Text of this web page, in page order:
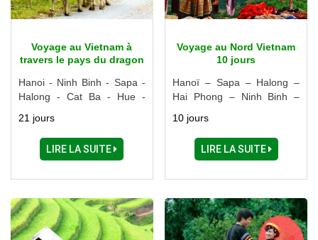
Voyage au Nord Vietnam
10 jours
Hanoï – Sapa – Halong –
Hai Phong – Ninh Binh –
10 jours
LIRE LA SUITE
Voyage au Vietnam à
travers le pays du dragon
Hanoi - Ninh Binh - Sapa -
Halong - Cat Ba - Hue -
Trang - Dalat - Ho Chi Minh
Ville - My Tho - Delta du
Mékong - Tay Ninh - Cu Chi
21 jours
LIRE LA SUITE